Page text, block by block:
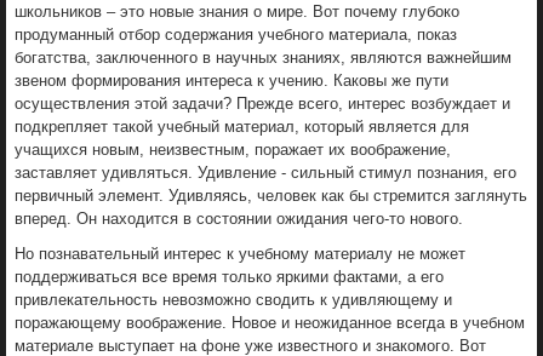
школьников – это новые знания о мире. Вот почему глубоко
продуманный отбор содержания учебного материала, показ
богатства, заключенного в научных знаниях, являются важнейшим
звеном формирования интереса к учению. Каковы же пути
осуществления этой задачи? Прежде всего, интерес возбуждает и
подкрепляет такой учебный материал, который является для
учащихся новым, неизвестным, поражает их воображение,
заставляет удивляться. Удивление - сильный стимул познания, его
первичный элемент. Удивляясь, человек как бы стремится заглянуть
вперед. Он находится в состоянии ожидания чего-то нового.
Но познавательный интерес к учебному материалу не может
поддерживаться все время только яркими фактами, а его
привлекательность невозможно сводить к удивляющему и
поражающему воображение. Новое и неожиданное всегда в учебном
материале выступает на фоне уже известного и знакомого. Вот